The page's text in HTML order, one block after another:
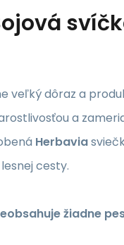
veľký dôraz a
a
Herbavia
cesty.
žiadne